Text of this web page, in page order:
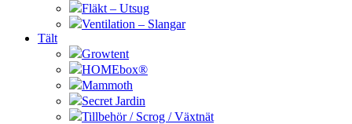
Fläkt – Utsug
Ventilation – Slangar
Tält
Growtent
HOMEbox®
Mammoth
Secret Jardin
Tillbehör / Scrog / Växtnät